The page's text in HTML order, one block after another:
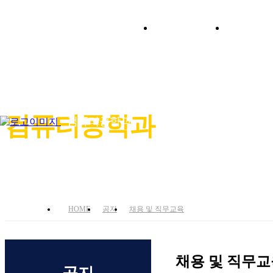
컴퓨터공학과
컴퓨터공학과
HOME 공지 채용 및 직무교육
채용 및 직무